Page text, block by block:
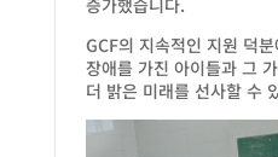
GCF의 지속적인 지원 덕
장애를 가진 아이들과 그
더 밝은 미래를 선사할 수